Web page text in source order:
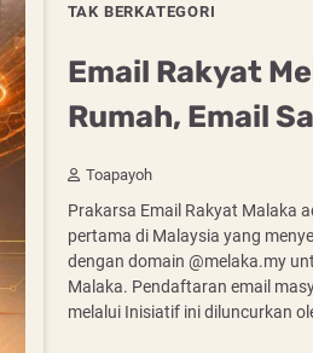
TAK BERKATEGORI
Email Rakyat
Rumah, Email
Toapayoh
Prakarsa Email Rakyat Malaka
pertama di Malaysia yang
dengan domain @melaka.my
Malaka. Pendaftaran email
melalui Inisiatif ini diluncurkan